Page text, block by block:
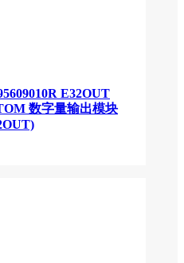
E32OUT
数字量输出模块